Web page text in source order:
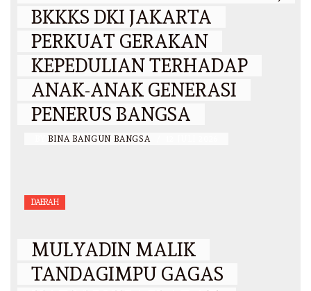
BKKKS DKI JAKARTA
PERKUAT GERAKAN
KEPEDULIAN TERHADAP
ANAK-ANAK GENERASI
PENERUS BANGSA
BINA BANGUN BANGSA
DAERAH
MULYADIN MALIK
TANDAGIMPU GAGAS